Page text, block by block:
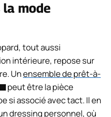
la mode
tout aussi
intérieure, repose sur
Unensemble de prêt-à-
peut être la pièce
si associé avec tact. Il en
dressing personnel, où